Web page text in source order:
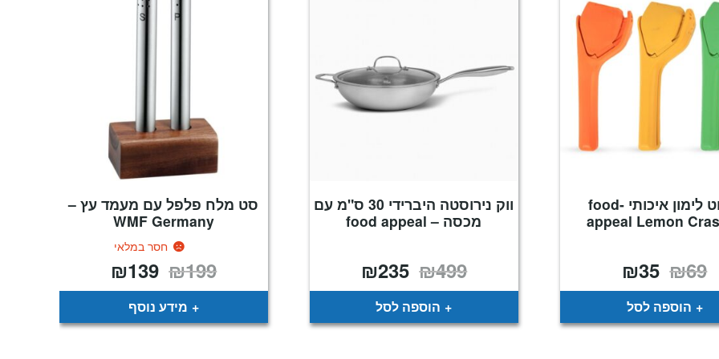
סוחט לימון איכותי -food
appeal Lemon
₪69 המחיר
המקורי
היה:
₪69.
₪35
הוא:
הוספה לסל
ווק נירוסטה היברידי 30 ס"מ עם
מכסה – food appeal
₪499 המחיר
המקורי
היה:
₪499.
₪235
הוא:
הוספה לסל
סט מלח פלפל עם מעמד עץ –
WMF Germany
חסר במלאי
₪199 המחיר
המקורי
היה:
₪139
הוא:
מידע נוסף